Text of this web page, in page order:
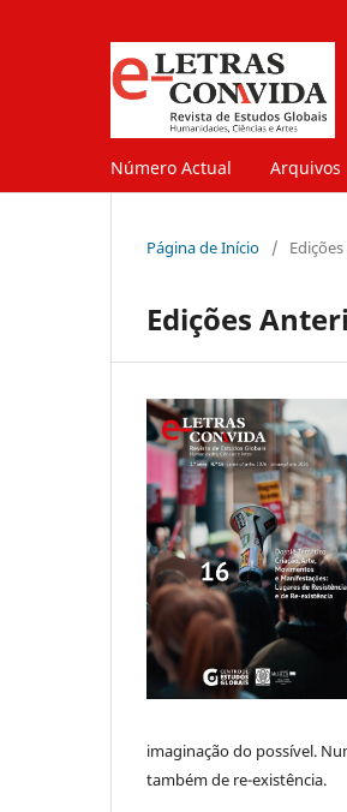
Número Actual Arquivos
Página de Início /
Edições
imaginação do possível.
também de re-existência.